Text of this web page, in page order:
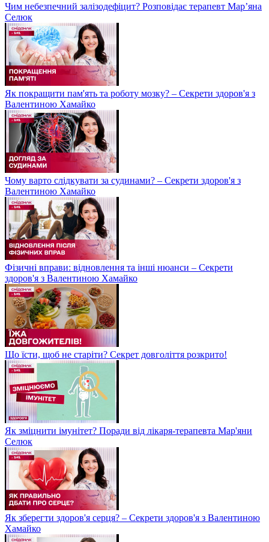
Чим небезпечний залізодефіцит? Розповідає терапевт Мар’яна
Селюк
Як покращити пам'ять та роботу мозку? – Секрети здоров'я з
Валентиною Хамайко
Чому варто слідкувати за судинами? – Секрети здоров'я з
Валентиною Хамайко
Фізичні вправи: відновлення та інші нюанси – Секрети
здоров'я з Валентиною Хамайко
Що їсти, щоб не старіти? Секрет довголіття розкрито!
Як зміцнити імунітет? Поради від лікаря-терапевта Мар'яни
Селюк
Як зберегти здоров'я серця? – Секрети здоров'я з Валентиною
Хамайко